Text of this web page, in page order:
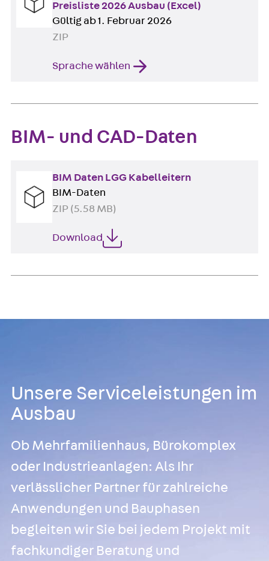
Preisliste 2026 Ausbau (Excel)
Gültig ab 1. Februar 2026
ZIP
Sprache wählen
BIM- und CAD-Daten
BIM Daten LGG Kabelleitern
BIM-Daten
ZIP (5.58 MB)
Download
Unsere Serviceleistungen im
Ausbau
Ob Mehrfamilienhaus, Bürokomplex
oder Industrieanlagen: Als Ihr
verlässlicher Partner für zahlreiche
Anwendungen und Bauphasen
begleiten wir Sie bei jedem Projekt mit
fachkundiger Beratung und